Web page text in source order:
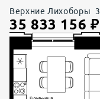
Верхние Лихоборы 3
35 833 156 ₽